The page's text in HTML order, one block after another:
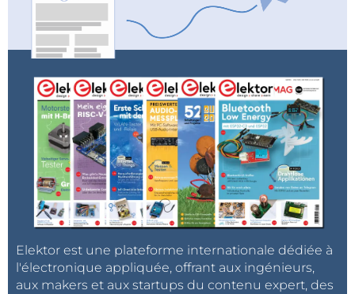
Elektor est une plateforme internationale dédiée à
l'électronique appliquée, offrant aux ingénieurs,
aux makers et aux startups du contenu expert, des